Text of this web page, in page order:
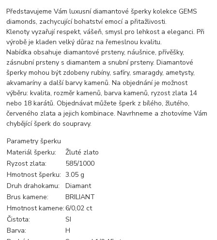
Představujeme Vám luxusní diamantové šperky kolekce GEMS
diamonds, zachycující bohatství emocí a přitažlivosti.
Klenoty vyzařují respekt, vášeň, smysl pro lehkost a eleganci. Při
výrobě je kladen velký důraz na řemeslnou kvalitu.
Nabídka obsahuje diamantové prsteny, náušnice, přívěšky,
zásnubní prsteny s diamantem a snubní prsteny. Diamantové
šperky mohou být zdobeny rubíny, safíry, smaragdy, ametysty,
akvamaríny a další barvy kamenů. Na objednání je možnost
výběru: kvalita, rozměr kamenů, barva kamenů, ryzost zlata 14
nebo 18 karátů. Objednávat můžete šperk z bílého, žlutého,
červeného zlata a jejich kombinace. Navrhneme a zhotovíme Vám
chybějící šperk do soupravy.
Parametry šperku
Materiál šperku:
Žluté zlato
Ryzost zlata:
585/1000
Hmotnost šperku: 3.05 g
Druh drahokamu:
Diamant
Brus kamene:
BRILIANT
Hmotnost kamene:6/0,02 ct
Čistota:
SI
Barva:
H